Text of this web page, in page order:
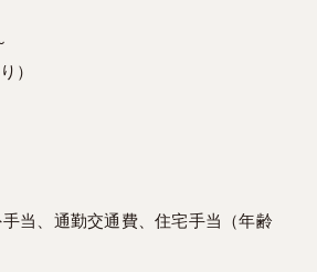
）
当、通勤交通費、住宅手当（年齢